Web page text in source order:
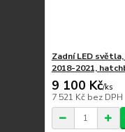
Zadní LED
2018-2021,
9 100 Kč/ks
7 521 Kč bez DPH